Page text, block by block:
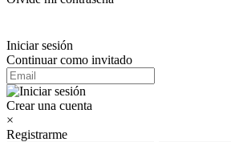
Iniciar sesión
Continuar como invitado
Crear una cuenta
×
Registrarme